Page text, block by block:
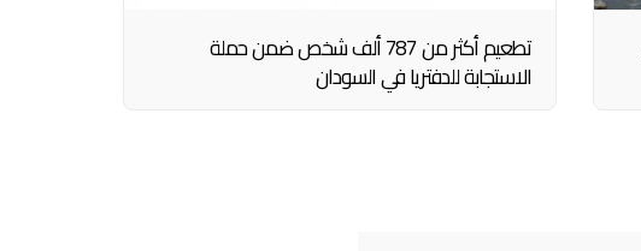
تطعيم أكثر من 787 ألف شخص ضمن حملة
الاستجابة للدفتريا في السودان